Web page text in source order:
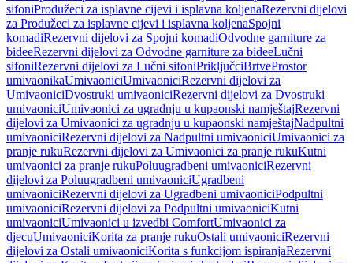
sifoniProdužeci za isplavne cijevi i isplavna koljenaRezervni dijelovi
za Produžeci za isplavne cijevi i isplavna koljenaSpojni
komadiRezervni dijelovi za Spojni komadiOdvodne garniture za
bideeRezervni dijelovi za Odvodne garniture za bideeLučni
sifoniRezervni dijelovi za Lučni sifoniPriključciBrtveProstor
umivaonikaUmivaoniciUmivaoniciRezervni dijelovi za
UmivaoniciDvostruki umivaoniciRezervni dijelovi za Dvostruki
umivaoniciUmivaonici za ugradnju u kupaonski namještajRezervni
dijelovi za Umivaonici za ugradnju u kupaonski namještajNadpultni
umivaoniciRezervni dijelovi za Nadpultni umivaoniciUmivaonici za
pranje rukuRezervni dijelovi za Umivaonici za pranje rukuKutni
umivaonici za pranje rukuPoluugradbeni umivaoniciRezervni
dijelovi za Poluugradbeni umivaoniciUgradbeni
umivaoniciRezervni dijelovi za Ugradbeni umivaoniciPodpultni
umivaoniciRezervni dijelovi za Podpultni umivaoniciKutni
umivaoniciUmivaonici u izvedbi ComfortUmivaonici za
djecuUmivaoniciKorita za pranje rukuOstali umivaoniciRezervni
dijelovi za Ostali umivaoniciKorita s funkcijom ispiranjaRezervni